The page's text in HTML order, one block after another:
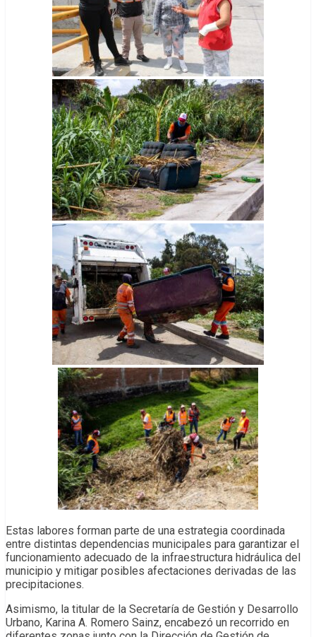
Estas labores forman parte de una estrategia coordinada
entre distintas dependencias municipales para garantizar el
funcionamiento adecuado de la infraestructura hidráulica del
municipio y mitigar posibles afectaciones derivadas de las
precipitaciones.
Asimismo, la titular de la Secretaría de Gestión y Desarrollo
Urbano, Karina A. Romero Sainz, encabezó un recorrido en